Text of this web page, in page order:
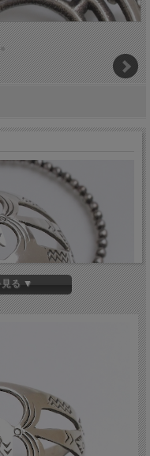
年代に全米中で大流行した、
ー・ジュエリー）からデザイン
見る ▼